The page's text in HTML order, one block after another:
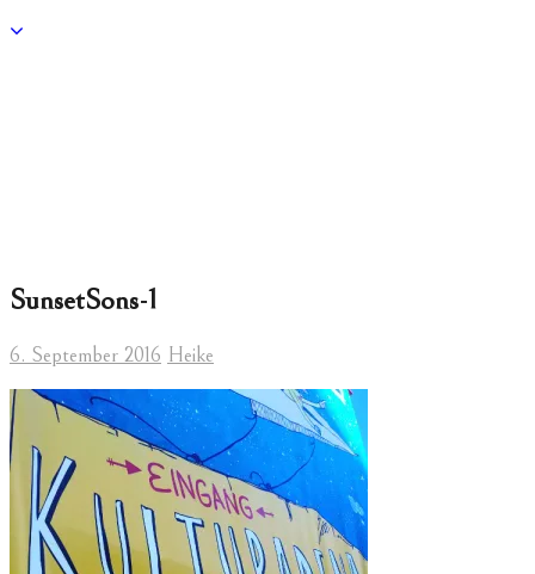
SunsetSons-1
6. September 2016 Heike